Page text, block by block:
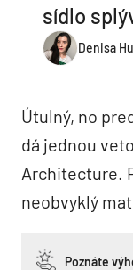
sídlo
Denisa
Útulný, no
dá jednou
Architecture.
neobvyklý
Poznáte